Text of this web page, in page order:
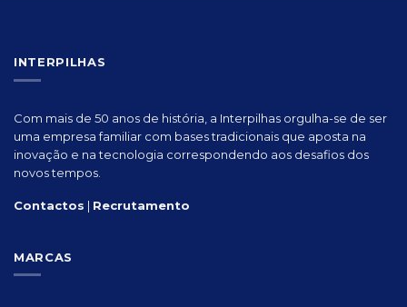
INTERPILHAS
Com mais de 50 anos de história, a Interpilhas orgulha-se de ser
uma empresa familiar com bases tradicionais que aposta na
inovação e na tecnologia correspondendo aos desafios dos
novos tempos.
Contactos | Recrutamento
MARCAS